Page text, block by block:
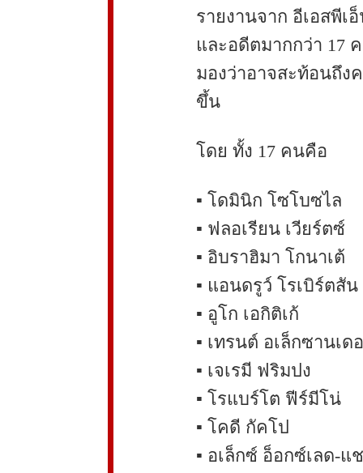
รายงานจาก อีเอสพีเ
และอดีตมากกว่า 17
มองว่าอาจสะท้อนถึง
ขึ้น
โดย ทั้ง 17 คนคือ
▪️ โดมินิก โซโบซไล
▪️ ฟลอเรียน เวียร์ตซ์
▪️ อิบราฮิมา โกนาเต้
▪️ แอนดรูว์ โรเบิร์ตสัน
▪️ อูโก เอกิติเก้
▪️ เทรนต์ อเล็กซานเด
▪️ เจเรมี ฟริมปง
▪️ โรแบร์โต ฟีร์มีโน่
▪️ โคดี กัคโป
▪️ อเล็กซ์ อ็อกซ์เลด-แ